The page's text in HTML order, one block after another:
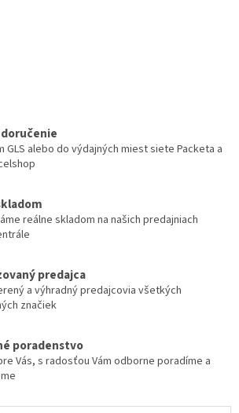
GLS alebo do výdajných miest siete Packeta a
reálne skladom na našich predajniach
predajca
a výhradný predajcovia všetkých
značiek
poradenstvo
Vás, s radosťou Vám odborne poradíme a